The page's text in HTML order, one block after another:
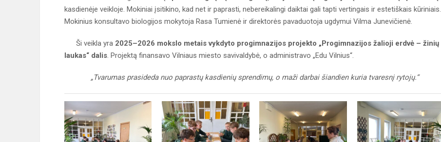
kasdienėje veikloje. Mokiniai įsitikino, kad net ir paprasti, nebereikalingi daiktai gali tapti vertingais ir estetiškais kūriniais.
Mokinius konsultavo biologijos mokytoja Rasa Tumienė ir direktorės pavaduotoja ugdymui Vilma Junevičienė.
Ši veikla yra 2025–2026 mokslo metais vykdyto progimnazijos projekto „Progimnazijos žalioji erdvė – žinių
laukas“ dalis. Projektą finansavo Vilniaus miesto savivaldybė, o administravo „Edu Vilnius“.
„Tvarumas prasideda nuo paprastų kasdienių sprendimų, o maži darbai šiandien kuria tvaresnį rytojų.“